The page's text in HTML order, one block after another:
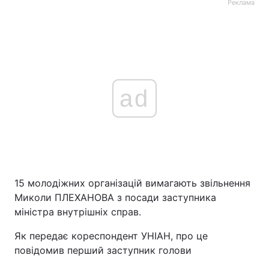
Реклама
ad
15 молодіжних організацій вимагають звільнення
Миколи ПЛЕХАНОВА з посади заступника
міністра внутрішніх справ.
Як передає кореспондент УНІАН, про це
повідомив перший заступник голови